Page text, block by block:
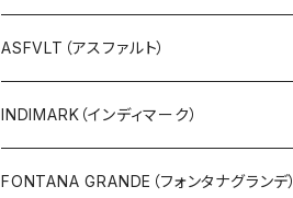
プルオーバー・カットソー
ブラウス・ポンチョ
パーカ・フード
ASFVLT（アスファルト）
INDIMARK（インディマーク）
FONTANA GRANDE（フォンタナグランデ）